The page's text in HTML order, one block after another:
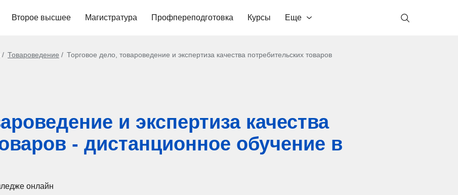
Второе высшее Магистратура Профпереподготовка Курсы Еще
Товароведение Торговое дело, товароведение и экспертиза качества потребительских товаров
и экспертиза качества
- дистанционное обучение в
онлайн